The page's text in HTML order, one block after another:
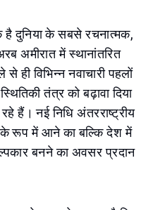
है दुनिया के सबसे रचनात्मक,
अमीरात में स्थानांतरित
ही विभिन्न नवाचारी पहलों
तंत्र को बढ़ावा दिया
हैं। नई निधि अंतरराष्ट्रीय
रूप में आने का बल्कि देश में
बनने का अवसर प्रदान